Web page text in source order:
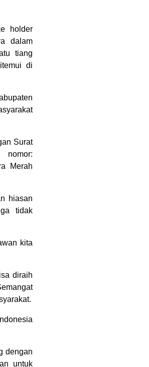
holder
dalam
tiang
di
Surat
Merah
hiasan
tidak
kita
diraih
dengan
untuk